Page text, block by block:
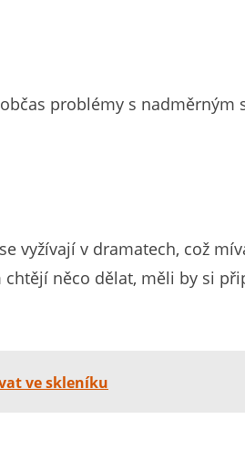
problémy s nadměrným
vyžívají v dramatech, což
něco dělat, měli by si
ve skleníku